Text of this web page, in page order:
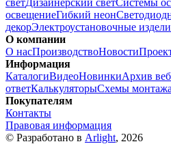
освещениеГибкий неон
декорЭлектроустановочные
О компании
О насПроизводствоНовости
Информация
КаталогиВидеоНовинкиАрхив
ответКалькуляторыСхемы монтажа
Покупателям
Контакты
Правовая информация
© Разработано в Arlight, 2026